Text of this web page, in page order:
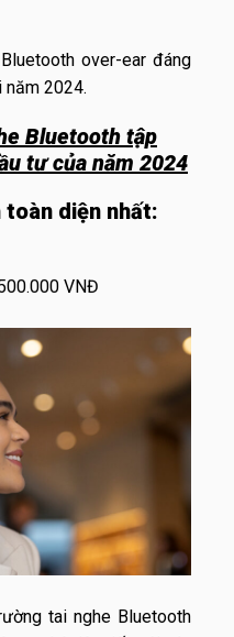
over-ear đáng
năm 2024.
Bluetooth tập
tư của năm 2024
diện nhất:
VNĐ
tai nghe Bluetooth